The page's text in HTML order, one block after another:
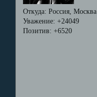
Откуда: Россия, Москва
Уважение: +24049
Позитив: +6520